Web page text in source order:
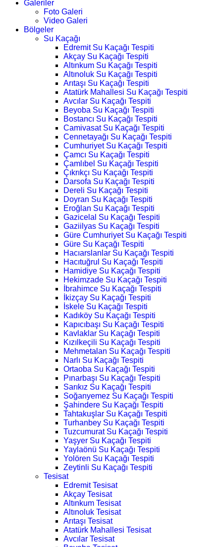
Galeriler
Foto Galeri
Video Galeri
Bölgeler
Su Kaçağı
Edremit Su Kaçağı Tespiti
Akçay Su Kaçağı Tespiti
Altınkum Su Kaçağı Tespiti
Altınoluk Su Kaçağı Tespiti
Arıtaşı Su Kaçağı Tespiti
Atatürk Mahallesi Su Kaçağı Tespiti
Avcılar Su Kaçağı Tespiti
Beyoba Su Kaçağı Tespiti
Bostancı Su Kaçağı Tespiti
Camivasat Su Kaçağı Tespiti
Cennetayağı Su Kaçağı Tespiti
Cumhuriyet Su Kaçağı Tespiti
Çamcı Su Kaçağı Tespiti
Çamlıbel Su Kaçağı Tespiti
Çıkrıkçı Su Kaçağı Tespiti
Darsofa Su Kaçağı Tespiti
Dereli Su Kaçağı Tespiti
Doyran Su Kaçağı Tespiti
Eroğlan Su Kaçağı Tespiti
Gazicelal Su Kaçağı Tespiti
Gaziilyas Su Kaçağı Tespiti
Güre Cumhuriyet Su Kaçağı Tespiti
Güre Su Kaçağı Tespiti
Hacıarslanlar Su Kaçağı Tespiti
Hacıtuğrul Su Kaçağı Tespiti
Hamidiye Su Kaçağı Tespiti
Hekimzade Su Kaçağı Tespiti
İbrahimce Su Kaçağı Tespiti
İkizçay Su Kaçağı Tespiti
İskele Su Kaçağı Tespiti
Kadıköy Su Kaçağı Tespiti
Kapıcıbaşı Su Kaçağı Tespiti
Kavlaklar Su Kaçağı Tespiti
Kızılkeçili Su Kaçağı Tespiti
Mehmetalan Su Kaçağı Tespiti
Narlı Su Kaçağı Tespiti
Ortaoba Su Kaçağı Tespiti
Pınarbaşı Su Kaçağı Tespiti
Sarıkız Su Kaçağı Tespiti
Soğanyemez Su Kaçağı Tespiti
Şahindere Su Kaçağı Tespiti
Tahtakuşlar Su Kaçağı Tespiti
Turhanbey Su Kaçağı Tespiti
Tuzcumurat Su Kaçağı Tespiti
Yaşyer Su Kaçağı Tespiti
Yaylaönü Su Kaçağı Tespiti
Yolören Su Kaçağı Tespiti
Zeytinli Su Kaçağı Tespiti
Tesisat
Edremit Tesisat
Akçay Tesisat
Altınkum Tesisat
Altınoluk Tesisat
Arıtaşı Tesisat
Atatürk Mahallesi Tesisat
Avcılar Tesisat